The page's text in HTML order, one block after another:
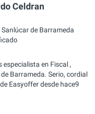
Celdran
de Barrameda
especialista en Fiscal ,
Barrameda. Serio, cordial
Easyoffer desde hace9